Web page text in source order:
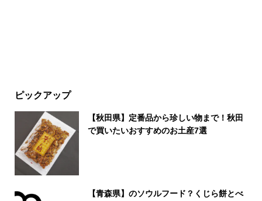
ピックアップ
【秋田県】定番品から珍しい物まで！秋田
で買いたいおすすめのお土産7選
【青森県】のソウルフード？くじら餅とべ